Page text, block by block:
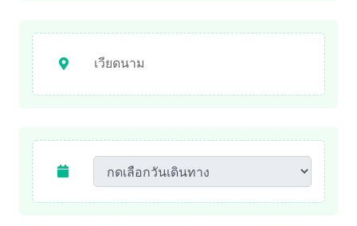
เวียดนาม